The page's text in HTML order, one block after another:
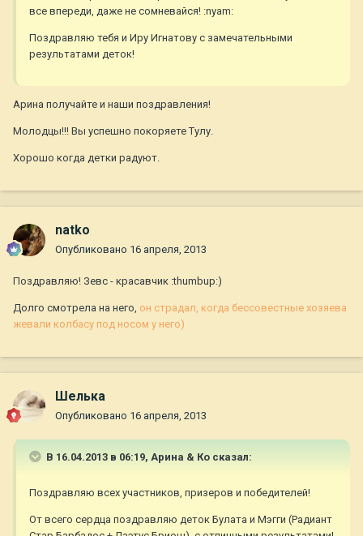
все впереди, даже не сомневайся! :nyam:
Поздравляю тебя и Иру Игнатову с замечательными
результатами деток!
Арина получайте и наши поздравления!
Молодцы!!! Вы успешно покоряете Тулу.
Хорошо когда детки радуют.
natko
Опубликовано 16 апреля, 2013
Поздравляю! Зевс - красавчик :thumbup:)
Долго смотрела на него, он страдал, когда бессовестные хозяева
жевали колбасу под носом у него)
Шелька
Опубликовано 16 апреля, 2013
В 16.04.2013 в 06:19, Арина & Ко сказал:
Поздравляю всех участников, призеров и победителей!
От всего сердца поздравляю деток Булата и Мэгги (Радиант